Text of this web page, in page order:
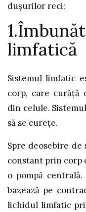
dușurilor reci:
limfatică
Sistemul limfatic
corp, care curăță
din celule.
să se curețe.
Spre deosebire de
constant prin corp
o pompă
bazează pe
lichidul limfatic